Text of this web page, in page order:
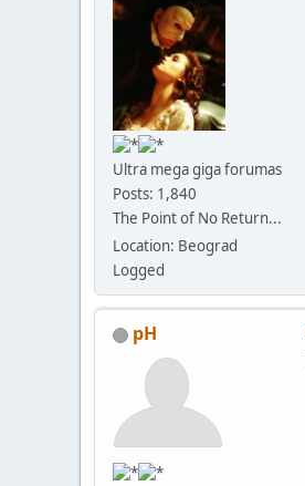
Ultra mega giga forumas
Posts: 1,840
The Point of No Return...
Location: Beograd
Logged
pH